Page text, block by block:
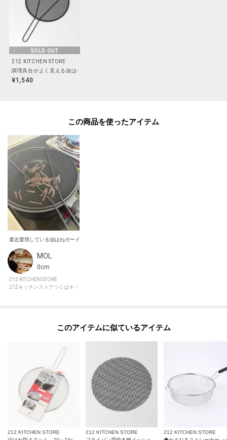
た、パソコン・スマートフォンなどの環境により、若干製品と画像のカラー
が異なる場合もございます。
SOLD OUT
212 KITCHEN STORE
調理具合がよく見える油はねガードネット 25cm
¥1,540
この商品を使った
MOL
0cm
212 KITCHEN STORE
212キッチンストアつくばキュート
このアイテムに似ているアイテム
212 KITCHEN STORE
212 KITCHEN STORE
212 KITCHEN STORE